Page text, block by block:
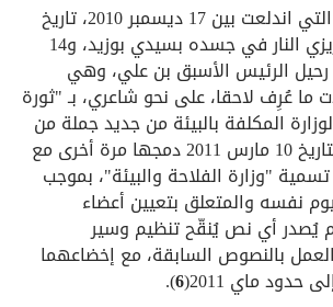
وعقب الاضطرابات التي اندلعت بين 17 ديسمبر 2010، تاريخ
إضرام محمد البوعزيزي النار في جسده بسيدي بوزيد، و14
تاريخ رحيل الرئيس الأسبق بن علي، وهي
ما عُرِف لاحقا، على نحو شاعري، بـ "ثورة
المكلفة بالبيئة من جديد جملة من
التغيرات. فقد تم بتاريخ 10 مارس 2011 دمجها مرة أخرى مع
"وزارة الفلاحة والبيئة"، بموجب
نفسه والمتعلق بتعيين أعضاء
يُصدر أي نص يُنقّح تنظيم وسير
العمل بالنصوص السابقة، مع إخضاعهما
ماي 2011( 6
).